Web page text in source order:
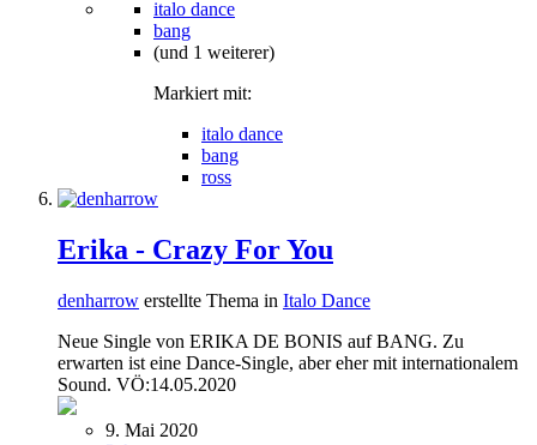
italo dance
bang
(und 1 weiterer)
Markiert mit:
italo dance
bang
ross
Erika - Crazy For You
denharrow erstellte Thema in Italo Dance
Neue Single von ERIKA DE BONIS auf BANG. Zu
erwarten ist eine Dance-Single, aber eher mit internationalem
Sound. VÖ:14.05.2020
9. Mai 2020